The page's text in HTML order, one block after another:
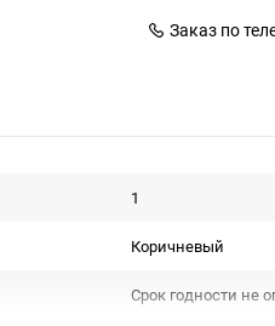
Заказ по
1
Коричневый
Срок годности не